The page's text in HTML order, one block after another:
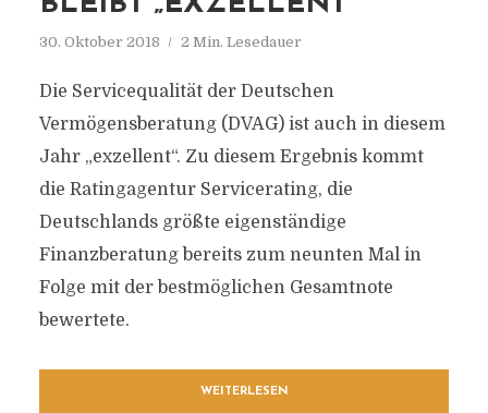
30. Oktober 2018 2 Min. Lesedauer
Die Servicequalität der Deutschen
Vermögensberatung (DVAG) ist auch in diesem
Jahr „exzellent“. Zu diesem Ergebnis kommt
die Ratingagentur Servicerating, die
Deutschlands größte eigenständige
Finanzberatung bereits zum neunten Mal in
Folge mit der bestmöglichen Gesamtnote
bewertete.
WEITERLESEN